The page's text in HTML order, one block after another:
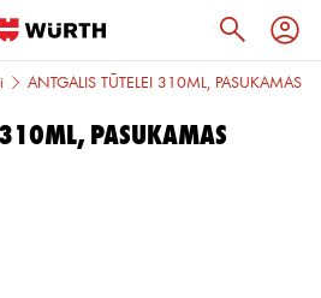
ANTGALIS TŪTELEI 310ML, PASUKAMAS
310ML, PASUKAMAS